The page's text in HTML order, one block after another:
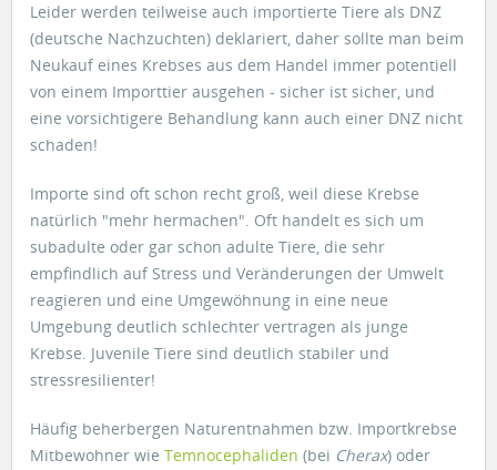
Leider werden teilweise auch importierte Tiere als DNZ
(deutsche Nachzuchten) deklariert, daher sollte man beim
Neukauf eines Krebses aus dem Handel immer potentiell
von einem Importtier ausgehen - sicher ist sicher, und
eine vorsichtigere Behandlung kann auch einer DNZ nicht
schaden!
Importe sind oft schon recht groß, weil diese Krebse
natürlich "mehr hermachen". Oft handelt es sich um
subadulte oder gar schon adulte Tiere, die sehr
empfindlich auf Stress und Veränderungen der Umwelt
reagieren und eine Umgewöhnung in eine neue
Umgebung deutlich schlechter vertragen als junge
Krebse. Juvenile Tiere sind deutlich stabiler und
stressresilienter!
Häufig beherbergen Naturentnahmen bzw. Importkrebse
Mitbewohner wie Temnocephaliden (bei Cherax) oder